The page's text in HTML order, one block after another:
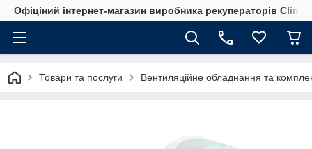
Офіціний інтернет-магазин виробника рекуператорів
Товари та послуги Вентиляційне обладнання та